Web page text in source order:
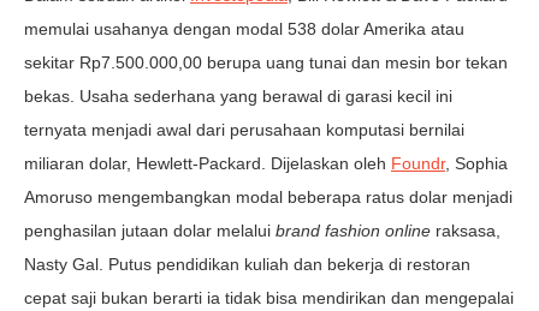
memulai usahanya dengan modal 538 dolar Amerika atau
sekitar Rp7.500.000,00 berupa uang tunai dan mesin bor tekan
bekas. Usaha sederhana yang berawal di garasi kecil ini
ternyata menjadi awal dari perusahaan komputasi bernilai
miliaran dolar, Hewlett-Packard. Dijelaskan oleh Foundr, Sophia
Amoruso mengembangkan modal beberapa ratus dolar menjadi
penghasilan jutaan dolar melalui brand fashion online raksasa,
Nasty Gal. Putus pendidikan kuliah dan bekerja di restoran
cepat saji bukan berarti ia tidak bisa mendirikan dan mengepalai